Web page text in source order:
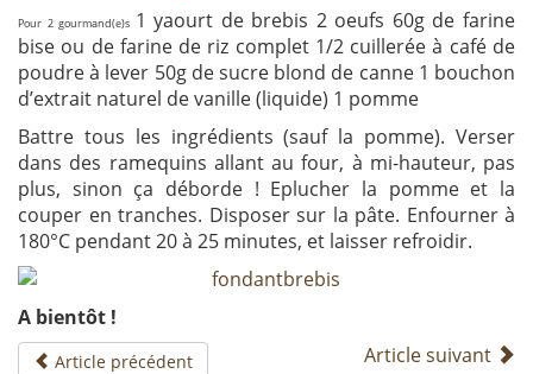
Pour 2 gourmand(e)s 1 yaourt de brebis 2 oeufs 60g de farine
bise ou de farine de riz complet 1/2 cuillerée à café de
poudre à lever 50g de sucre blond de canne 1 bouchon
d’extrait naturel de vanille (liquide) 1 pomme
Battre tous les ingrédients (sauf la pomme). Verser
dans des ramequins allant au four, à mi-hauteur, pas
plus, sinon ça déborde ! Eplucher la pomme et la
couper en tranches. Disposer sur la pâte. Enfourner à
180°C pendant 20 à 25 minutes, et laisser refroidir.
A bientôt !
Article précédent Article suivant